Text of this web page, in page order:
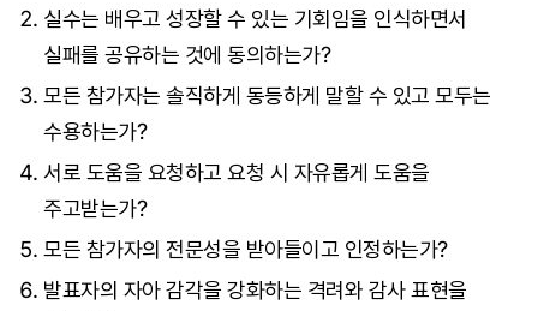
실수는 배우고 성장할 수 있는 기회임을 인식하면서
실패를 공유하는 것에 동의하는가?
모든 참가자는 솔직하게 동등하게 말할 수 있고 모두는
수용하는가?
서로 도움을 요청하고 요청 시 자유롭게 도움을
주고받는가?
모든 참가자의 전문성을 받아들이고 인정하는가?
발표자의 자아 감각을 강화하는 격려와 감사 표현을